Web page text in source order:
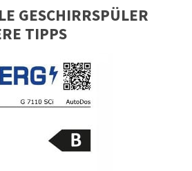
GESCHIRRSPÜLER
TIPPS